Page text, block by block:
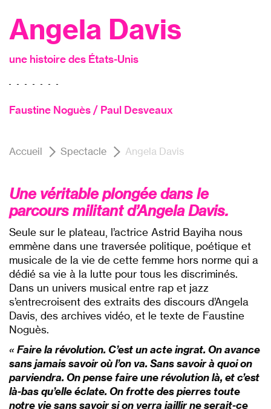
Angela Davis
une histoire des États-Unis
Faustine Noguès / Paul Desveaux
Accueil Spectacle Angela Davis
Une véritable plongée dans le
parcours militant d’Angela Davis.
Seule sur le plateau, l’actrice Astrid Bayiha nous
emmène dans une traversée politique, poétique et
musicale de la vie de cette femme hors norme qui a
dédié sa vie à la lutte pour tous les discriminés.
Dans un univers musical entre rap et jazz
s’entrecroisent des extraits des discours d’Angela
Davis, des archives vidéo, et le texte de Faustine
Noguès.
« Faire la révolution. C’est un acte ingrat. On avance
sans jamais savoir où l’on va. Sans savoir à quoi on
parviendra. On pense faire une révolution là, et c’est
là-bas qu’elle éclate. On frotte des pierres toute
notre vie sans savoir si on verra jaillir ne serait-ce